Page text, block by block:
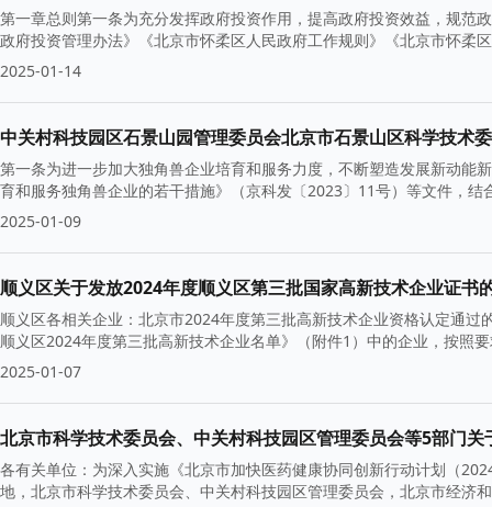
第一章总则第一条为充分发挥政府投资作用，提高政府投资效益，规范
政府投资管理办法》《北京市怀柔区人民政府工作规则》《北京市怀柔
2025-01-14
第一条为进一步加大独角兽企业培育和服务力度，不断塑造发展新动能
育和服务独角兽企业的若干措施》（京科发〔2023〕11号）等文件，
2025-01-09
顺义区关于发放2024年度顺义区第三批国家高新技术企业证书
顺义区各相关企业：北京市2024年度第三批高新技术企业资格认定通
顺义区2024年度第三批高新技术企业名单》（附件1）中的企业，按照
2025-01-07
各有关单位：为深入实施《北京市加快医药健康协同创新行动计划（
地，北京市科学技术委员会、中关村科技园区管理委员会，北京市经济